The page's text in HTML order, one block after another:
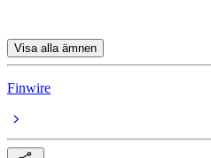
Visa alla ämnen
Finwire